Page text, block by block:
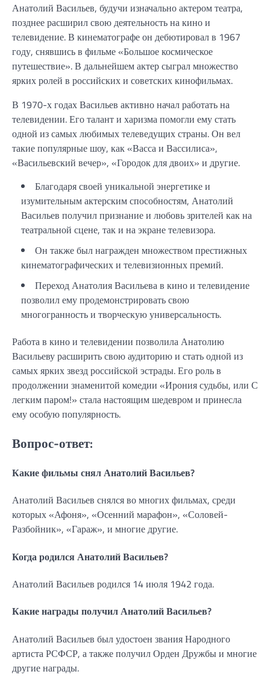
Анатолий Васильев, будучи изначально актером театра,
позднее расширил свою деятельность на кино и
телевидение. В кинематографе он дебютировал в 1967
году, снявшись в фильме «Большое космическое
путешествие». В дальнейшем актер сыграл множество
ярких ролей в российских и советских кинофильмах.
В 1970-х годах Васильев активно начал работать на
телевидении. Его талант и харизма помогли ему стать
одной из самых любимых телеведущих страны. Он вел
такие популярные шоу, как «Васса и Вассилиса»,
«Васильевский вечер», «Городок для двоих» и другие.
Благодаря своей уникальной энергетике и
изумительным актерским способностям, Анатолий
Васильев получил признание и любовь зрителей как на
театральной сцене, так и на экране телевизора.
Он также был награжден множеством престижных
кинематографических и телевизионных премий.
Переход Анатолия Васильева в кино и телевидение
позволил ему продемонстрировать свою
многогранность и творческую универсальность.
Работа в кино и телевидении позволила Анатолию
Васильеву расширить свою аудиторию и стать одной из
самых ярких звезд российской эстрады. Его роль в
продолжении знаменитой комедии «Ирония судьбы, или С
легким паром!» стала настоящим шедевром и принесла
ему особую популярность.
Вопрос-ответ:
Какие фильмы снял Анатолий Васильев?
Анатолий Васильев снялся во многих фильмах, среди
которых «Афоня», «Осенний марафон», «Соловей-
Разбойник», «Гараж», и многие другие.
Когда родился Анатолий Васильев?
Анатолий Васильев родился 14 июля 1942 года.
Какие награды получил Анатолий Васильев?
Анатолий Васильев был удостоен звания Народного
артиста РСФСР, а также получил Орден Дружбы и многие
другие награды.